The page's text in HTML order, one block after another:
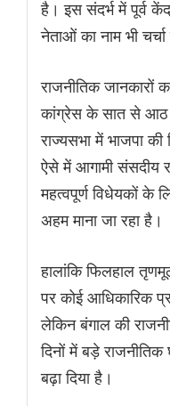
है। इस संदर्भ में पूर्व
नेताओं का नाम भी
राजनीतिक जानकारों
कांग्रेस के सात से आठ
राज्यसभा में भाजपा
ऐसे में आगामी संसदीय
महत्वपूर्ण विधेयकों के
अहम माना जा रहा है।
हालांकि फिलहाल
पर कोई आधिकारिक
लेकिन बंगाल की
दिनों में बड़े
बढ़ा दिया है।